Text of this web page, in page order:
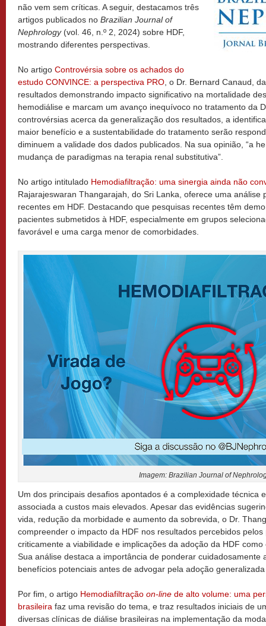
não vem sem críticas. A seguir, destacamos três
artigos publicados no Brazilian Journal of
Nephrology(vol. 46, n.º 2, 2024) sobre HDF,
mostrando diferentes perspectivas.
No artigo Controvérsia sobre os achados do
estudo CONVINCE: a perspectiva PRO , o Dr. Bernard Canaud,
resultados demonstrando impacto significativo na mortalidade
hemodiálise e marcam um avanço inequívoco no tratamento da
controvérsias acerca da generalização dos resultados, a
maior benefício e a sustentabilidade do tratamento serão
diminuem a validade dos dados publicados. Na sua opinião, “a
mudança de paradigmas na terapia renal substitutiva”.
No artigo intitulado Hemodiafiltração: uma sinergia ainda não
Rajarajeswaran Thangarajah, do Sri Lanka, oferece uma análise
recentes em HDF. Destacando que pesquisas recentes têm
pacientes submetidos à HDF, especialmente em grupos
favorável e uma carga menor de comorbidades.
Imagem: Brazilian Journal of
Um dos principais desafios apontados é a complexidade técnica
associada a custos mais elevados. Apesar das evidências
vida, redução da morbidade e aumento da sobrevida, o Dr.
compreender o impacto da HDF nos resultados percebidos
criticamente a viabilidade e implicações da adoção da HDF
Sua análise destaca a importância de ponderar cuidadosamente
benefícios potenciais antes de advogar pela adoção
Por fim, o artigo Hemodiafiltração on-line de alto volume: uma
brasileira faz uma revisão do tema, e traz resultados iniciais de
diversas clínicas de diálise brasileiras na implementação da